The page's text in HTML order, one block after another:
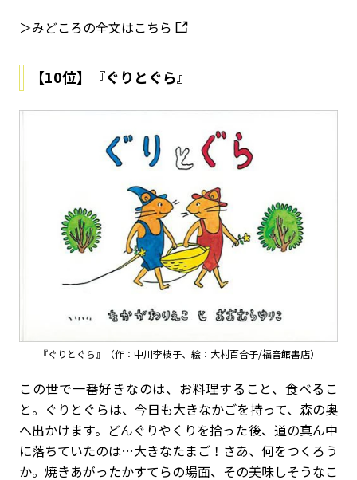
＞みどころの全文はこちら
【10位】『ぐりとぐら』
『ぐりとぐら』（作：中川李枝子、絵：大村百合子/福音館書店）
この世で一番好きなのは、お料理すること、食べるこ
と。ぐりとぐらは、今日も大きなかごを持って、森の奥
へ出かけます。どんぐりやくりを拾った後、道の真ん中
に落ちていたのは…大きなたまご！さあ、何をつくろう
か。焼きあがったかすてらの場面、その美味しそうなこ